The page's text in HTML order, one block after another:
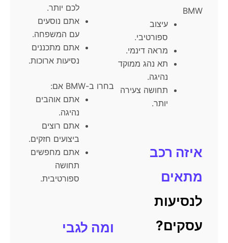
BMW
עיצוב
ספורטיבי.
מראה דינמי.
תא נהג ממוקד
נהיגה.
תחושה צעירה
יותר.
איזה רכב
מתאים
לנסיעות
עסקים?
לכם יותר.
אתם נוסעים
עם המשפחה.
אתם מתכננים
נסיעות ארוכות.
בחרו ב-BMW אם:
אתם אוהבים
נהיגה.
אתם רוצים
ביצועים חזקים.
אתם מחפשים
תחושה
ספורטיבית.
ומה לגבי